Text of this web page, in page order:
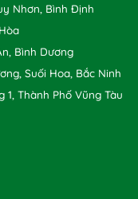
Nhơn, Bình Định
Bình Dương
Suối Hoa, Bắc Ninh
1, Thành Phố Vũng Tàu